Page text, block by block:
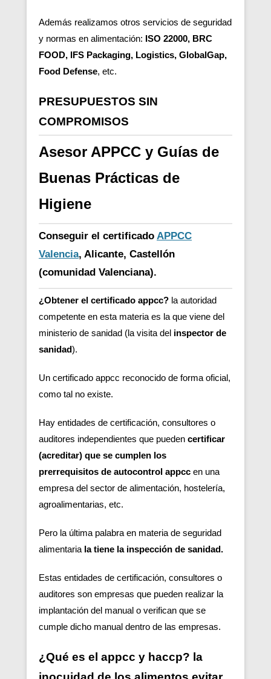
Además realizamos otros servicios de seguridad
y normas en alimentación: ISO 22000, BRC
FOOD, IFS Packaging, Logistics, GlobalGap,
Food Defense, etc.
PRESUPUESTOS SIN
COMPROMISOS
Asesor APPCC y Guías de
Buenas Prácticas de
Higiene
Conseguir el certificado APPCC
Valencia, Alicante, Castellón
(comunidad Valenciana).
¿Obtener el certificado appcc? la autoridad
competente en esta materia es la que viene del
ministerio de sanidad (la visita del inspector de
sanidad).
Un certificado appcc reconocido de forma oficial,
como tal no existe.
Hay entidades de certificación, consultores o
auditores independientes que pueden certificar
(acreditar) que se cumplen los
prerrequisitos de autocontrol appcc en una
empresa del sector de alimentación, hostelería,
agroalimentarias, etc.
Pero la última palabra en materia de seguridad
alimentaria la tiene la inspección de sanidad.
Estas entidades de certificación, consultores o
auditores son empresas que pueden realizar la
implantación del manual o verifican que se
cumple dicho manual dentro de las empresas.
¿Qué es el appcc y haccp? la